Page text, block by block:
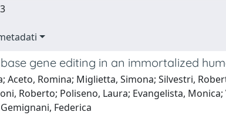
gene editing in an immortalized
Aceto, Romina; Miglietta, Simona; Silvestri,
Roberto; Poliseno, Laura; Evangelista,
Federica